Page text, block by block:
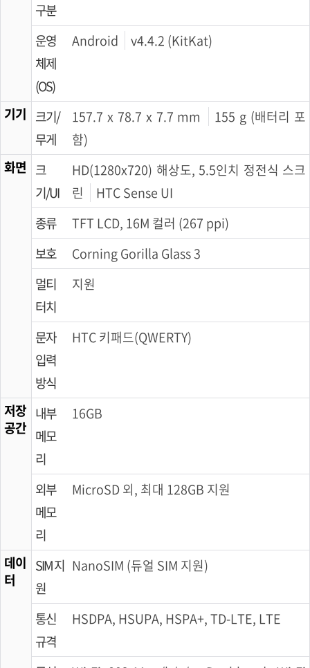
구분
운영
체제
(OS)
Android v4.4.2 (KitKat)
기기 크기/
무게
157.7 x 78.7 x 7.7 mm
155 g (배터리 포
함)
화면 크
기/UI
HD(1280x720) 해상도, 5.5인치 정전식 스크
린
HTC Sense UI
종류
TFT LCD, 16M 컬러 (267 ppi)
보호
Corning Gorilla Glass 3
멀티
터치
지원
문자
입력
방식
HTC 키패드(QWERTY)
저장
공간
내부
메모
리
16GB
외부
메모
리
MicroSD 외, 최대 128GB 지원
데이
터
SIM 지
원
NanoSIM (듀얼 SIM 지원)
통신
규격
HSDPA, HSUPA, HSPA+, TD-LTE, LTE